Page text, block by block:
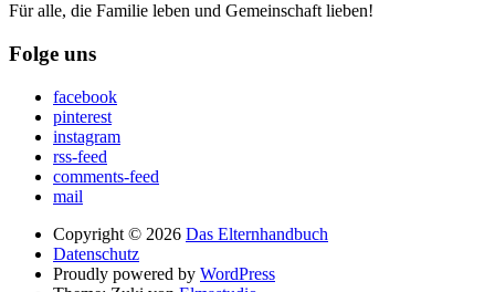
Für alle, die Familie leben und Gemeinschaft lieben!
Folge uns
facebook
pinterest
instagram
rss-feed
comments-feed
mail
Copyright © 2026 Das Elternhandbuch
Datenschutz
Proudly powered by WordPress